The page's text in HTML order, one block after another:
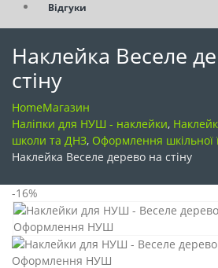
Відгуки
Наклейка Веселе
стіну
HomeМагазин
Наліпки для НУШ - наклейки,
школи та ДНЗ, Оформлення шкільної
Наклейка Веселе дерево на стіну
-16%